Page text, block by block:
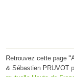
Retrouvez cette page
& Sébastien PRUVOT